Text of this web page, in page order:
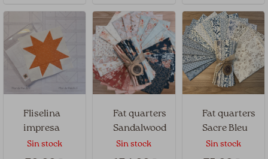
Fliselina
impresa
Estrella 10″
Sin stock
Fat quarters
Sandalwood
Sin stock
Fat quarters
Sacre Bleu
Sin stock